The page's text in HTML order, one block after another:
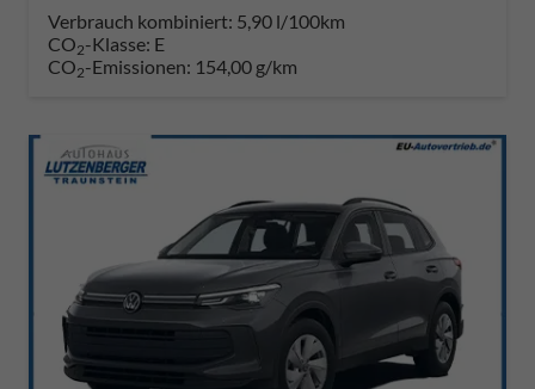
Verbrauch kombiniert: 5,90 l/100km
CO2-Klasse: E
CO2-Emissionen: 154,00 g/km